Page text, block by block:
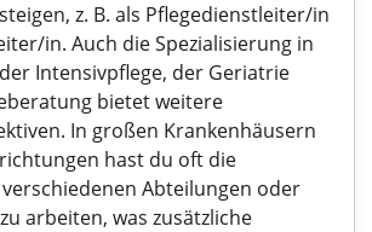
z. B. als Pflegedienstleiter/in
in. Auch die Spezialisierung in
Intensivpflege, der Geriatrie
bietet weitere
In großen Krankenhäusern
hast du oft die
Abteilungen oder
arbeiten, was zusätzliche